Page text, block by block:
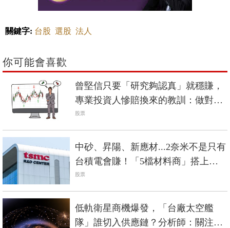
關鍵字: 台股 選股 法人
你可能會喜歡
曾堅信只要「研究夠認真」就穩賺，
專業投資人慘賠換來的教訓：做對選
擇，比努力研究更重要
股票
中砂、昇陽、新應材...2奈米不是只有
台積電會賺！「5檔材料商」搭上成
長列車
股票
低軌衛星商機爆發，「台廠太空艦
隊」誰切入供應鏈？分析師：關注這